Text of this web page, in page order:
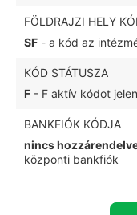
FÖLDRAJZI HELY
SF - a kód az
KÓD STÁTUSZA
F - F aktív kódot
BANKFIÓK KÓDJA
nincs
központi bankfiók